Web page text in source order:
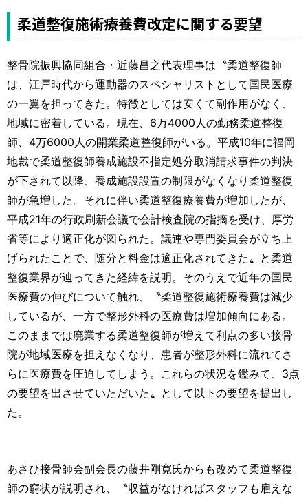
柔道整復施術療養費改定に関する要望
整骨院振興協同組合・近藤昌之代表理事は〝柔道整復師
は、江戸時代から運動器のスペシャリストとして国民医療
の一翼を担ってきた。特徴としては安くて副作用がなく、
地域に密着している。現在、6万4000人の勤務柔道整復
師、4万6000人の開業柔道整復師がいる。平成10年に福岡
地裁で柔道整復師養成施設不指定処分取消請求事件の判決
が下されて以降、養成施設設置の制限がなくなり柔道整復
師が急増した。それに伴い柔道整復療養費が増加したが、
平成21年の行政刷新会議で会計検査院の指摘を受け、厚労
省等により適正化が図られた。議連や専門委員会が立ち上
げられたことで、随分と料金は適正化されてきた〟と柔道
整復業界が辿ってきた経緯を説明。そのうえで近年の国民
医療費の伸びについて触れ、〝柔道整復施術療養費は減少
しているが、一方で整形外科の医療費は増加傾向にある。
このままでは廃業する柔道整復師が増えて利点の多い接骨
院が地域医療を担えなくなり、患者が整形外科に流れてさ
らに医療費を圧迫してしまう。これらの状況を鑑みて、3点
の要望を出させていただいた〟として以下の要望を提出し
た。
あさひ接骨師会副会長の藤井剛寛氏からも改めて柔道整復
師の窮状が説明され、〝収益がなければスタッフも雇えな